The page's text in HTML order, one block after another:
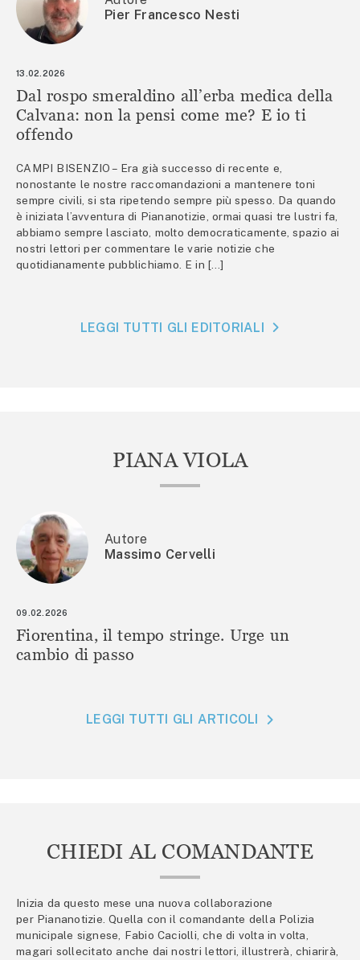
Pier Francesco Nesti
13.02.2026
Dal rospo smeraldino all’erba medica della
Calvana: non la pensi come me? E io ti
offendo
CAMPI BISENZIO – Era già successo di recente e,
nonostante le nostre raccomandazioni a mantenere toni
sempre civili, si sta ripetendo sempre più spesso. Da quando
è iniziata l’avventura di Piananotizie, ormai quasi tre lustri fa,
abbiamo sempre lasciato, molto democraticamente, spazio ai
nostri lettori per commentare le varie notizie che
quotidianamente pubblichiamo. E in […]
LEGGI TUTTI GLI EDITORIALI
PIANA VIOLA
Autore
Massimo Cervelli
09.02.2026
Fiorentina, il tempo stringe. Urge un
cambio di passo
LEGGI TUTTI GLI ARTICOLI
CHIEDI AL COMANDANTE
Inizia da questo mese una nuova collaborazione
per Piananotizie. Quella con il comandante della Polizia
municipale signese, Fabio Caciolli, che di volta in volta,
magari sollecitato anche dai nostri lettori, illustrerà, chiarirà,